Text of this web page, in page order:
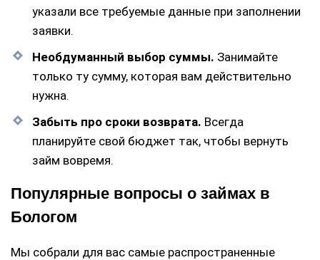
указали все требуемые данные при заполнении
заявки.
Необдуманный выбор суммы. Занимайте
только ту сумму, которая вам действительно
нужна.
Забыть про сроки возврата. Всегда
планируйте свой бюджет так, чтобы вернуть
займ вовремя.
Популярные вопросы о займах в
Бологом
Мы собрали для вас самые распространенные